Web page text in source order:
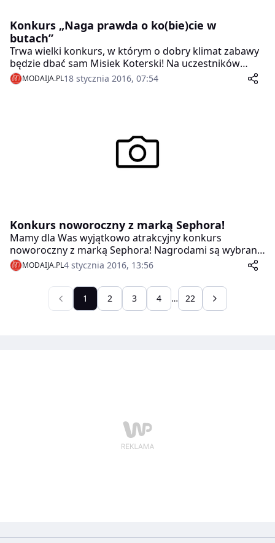
Konkurs „Naga prawda o ko(bie)cie w
butach”
Trwa wielki konkurs, w którym o dobry klimat zabawy
będzie dbać sam Misiek Koterski! Na uczestników
czeka ponad 90 nagród o wartości 23.000 zł! W
zabawie można wziąć udział wysyłając swoje zdjęcia (ta
zgłaszające fotki czeka 27 nagród, w tym nawet 5.000
zł. Dla głosujących internautów przewidziano 64
MODAIJA.PL18 stycznia 2016, 07:54
Konkurs noworoczny z marką Sephora!
Mamy dla Was wyjątkowo atrakcyjny konkurs
noworoczny z marką Sephora! Nagrodami są wybrane
nowości z bogatej kolekcji kosmetyków dostępnych w
sieci Sephora!
MODAIJA.PL4 stycznia 2016, 13:56
1 2 3 4 … 22